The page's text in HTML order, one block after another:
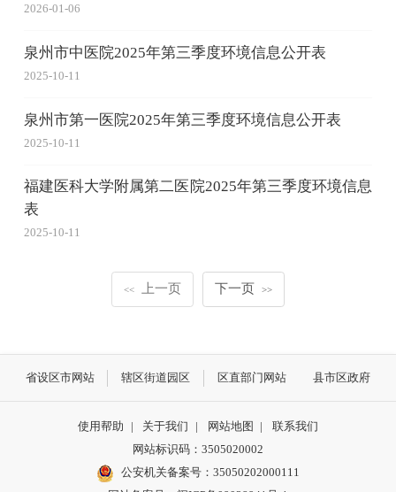
2026-01-06
泉州市中医院2025年第三季度环境信息公开表
2025-10-11
泉州市第一医院2025年第三季度环境信息公开表
2025-10-11
福建医科大学附属第二医院2025年第三季度环境信息
表
2025-10-11
<< 上一页 下一页 >>
省设区市网站 辖区街道园区 区直部门网站 县市区政府
使用帮助 | 关于我们 | 网站地图 |
联系我们
网站标识码：3505020002
公安机关备案号：35050202000111